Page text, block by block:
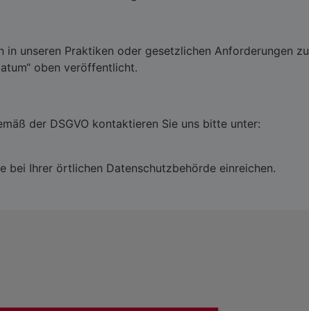
unseren Praktiken oder gesetzlichen Anforderungen zu
oben veröffentlicht.
der DSGVO kontaktieren Sie uns bitte unter:
bei Ihrer örtlichen Datenschutzbehörde einreichen.